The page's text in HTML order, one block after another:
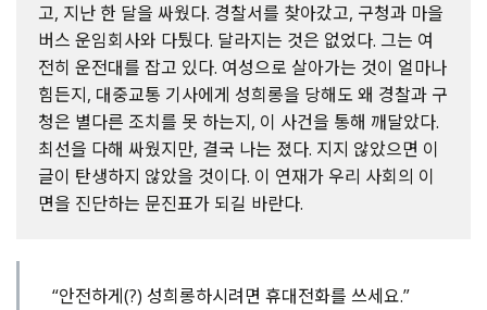
고, 지난 한 달을 싸웠다. 경찰서를 찾아갔고, 구청과 마을
버스 운임회사와 다퉜다. 달라지는 것은 없었다. 그는 여
전히 운전대를 잡고 있다. 여성으로 살아가는 것이 얼마나
힘든지, 대중교통 기사에게 성희롱을 당해도 왜 경찰과 구
청은 별다른 조치를 못 하는지, 이 사건을 통해 깨달았다.
최선을 다해 싸웠지만, 결국 나는 졌다. 지지 않았으면 이
글이 탄생하지 않았을 것이다. 이 연재가 우리 사회의 이
면을 진단하는 문진표가 되길 바란다.
“안전하게(?) 성희롱하시려면 휴대전화를 쓰세요.”